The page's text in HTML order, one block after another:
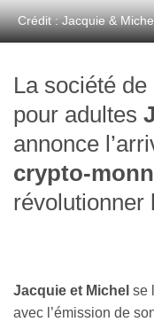
Crédit : Jacquie &
La société
pour adultes
annonce
crypto-
révolutionner
Jacquie et Michel se
avec l’émission de